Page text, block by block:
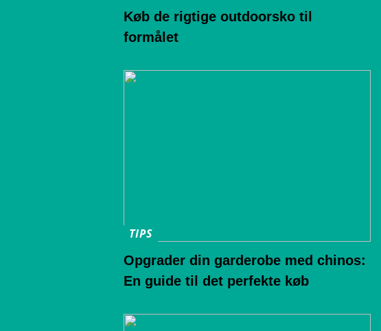
Køb de rigtige outdoorsko til
formålet
TIPS
Opgrader din garderobe med chinos:
En guide til det perfekte køb